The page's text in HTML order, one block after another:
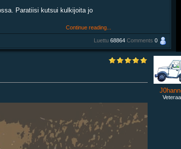
Paratiisi kutsui kulkijoita jo
Continue reading...
Luettu 68864 Comments 0